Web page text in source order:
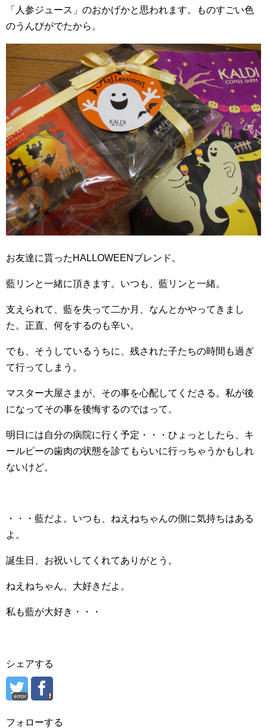
「人参ジュース」のおかげかと思われます。ものすごい色
のうんぴがでたから。
お友達に貰ったHALLOWEENブレンド。
藍リンと一緒に頂きます。いつも、藍リンと一緒。
支えられて、藍を失って二か月、なんとかやってきまし
た。正直、何をするのも辛い。
でも、そうしているうちに、残された子たちの時間も過ぎ
て行ってしまう。
マスター大屋さまが、その事を心配してくださる。私が後
になってその事を後悔するのではって。
明日には自分の病院に行く予定・・・ひょっとしたら、キ
ールピーの歯肉の状態を診てもらいに行っちゃうかもしれ
ないけど。
・・・藍だよ。いつも、ねえねちゃんの側に気持ちはある
よ。
誕生日、お祝いしてくれてありがとう。
ねえねちゃん、大好きだよ。
私も藍が大好き・・・
シェアする
error
フォローする